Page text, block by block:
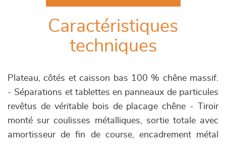
Caractéristiques
techniques
Plateau, côtés et caisson bas 100 % chêne massif.
- Séparations et tablettes en panneaux de particules
revêtus de véritable bois de placage chêne - Tiroir
monté sur coulisses métalliques, sortie totale avec
amortisseur de fin de course, encadrement métal